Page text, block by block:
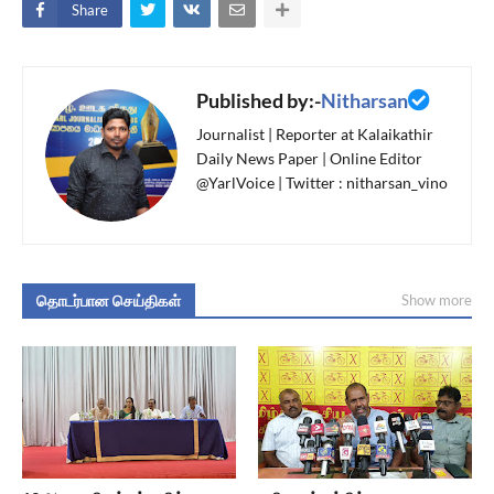
Share
Published by:-Nitharsan
Journalist | Reporter at Kalaikathir
Daily News Paper | Online Editor
@YarlVoice | Twitter : nitharsan_vino
தொடர்பான செய்திகள் Show more